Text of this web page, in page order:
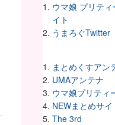
ウマ娘 プリテ
イト
うまろぐTwitter
まとめくすアン
UMAアンテナ
ウマ娘プリティ
NEWまとめサイ
The 3rd